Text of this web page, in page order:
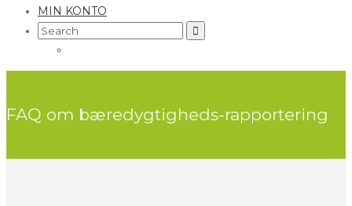
MIN KONTO
Search
FAQ om bæredygtigheds-rapportering